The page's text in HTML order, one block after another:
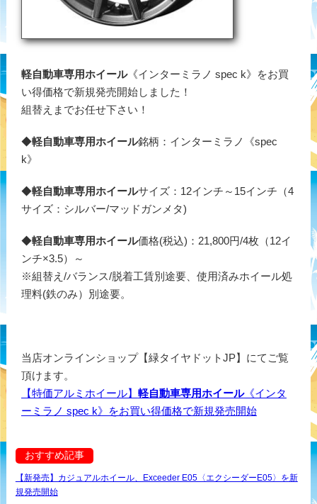
軽自動車専用ホイール《インターミラノ spec k》をお買
い得価格で新規発売開始しました！
組替えまでお任せ下さい！
◆軽自動車専用ホイール銘柄：インターミラノ《spec
k》
◆軽自動車専用ホイールサイズ：12インチ～15インチ（4
サイズ：シルバー/マッドガンメタ)
◆軽自動車専用ホイール価格(税込)：21,800円/4枚（12イ
ンチ×3.5）～
※組替え/バランス/脱着工賃別途要、使用済みホイール処
理料(鉄のみ）別途要。
当店オンラインショップ【緑タイヤドットJP】にてご覧
頂けます。
【特価アルミホイール】 軽自動車専用ホイール《インタ
ーミラノ spec k》をお買い得価格で新規発売開始
おすすめ記事
【新発売】カジュアルホイール、Exceeder E05〈エクシーダーE05〉を新
規発売開始